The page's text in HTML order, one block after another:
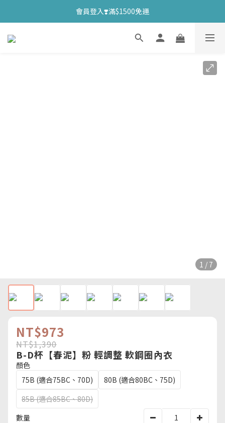
會員登入❣️滿$1500免運
1 / 7
NT$973
NT$1,390
B-D杯【春泥】粉 輕調整 軟鋼圈內衣
顏色
75B (適合75BC、70D)
80B (適合80BC、75D)
85B (適合85BC、80D)
數量